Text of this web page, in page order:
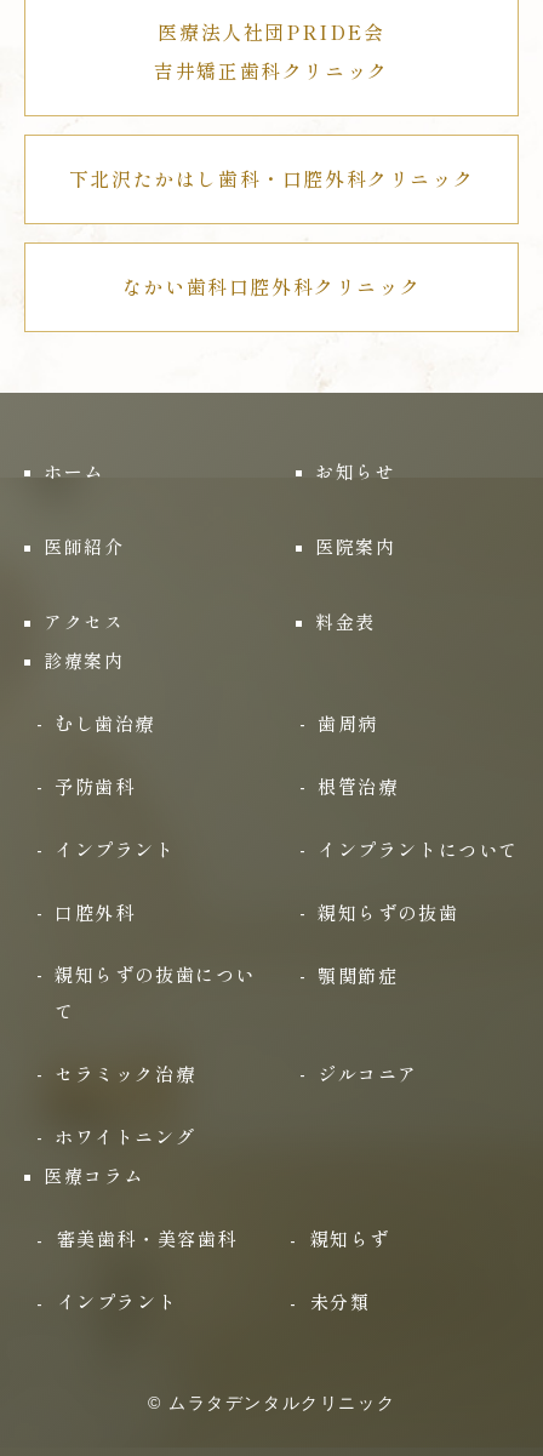
医療法人社団PRIDE会
吉井矯正歯科クリニック
下北沢たかはし歯科・口腔外科クリニック
なかい歯科口腔外科クリニック
ホーム お知らせ
医師紹介 医院案内
アクセス 料金表
診療案内
むし歯治療 歯周病
予防歯科 根管治療
インプラント インプラントについて
口腔外科 親知らずの抜歯
親知らずの抜歯につい
て
顎関節症
セラミック治療 ジルコニア
ホワイトニング
医療コラム
審美歯科・美容歯科 親知らず
インプラント 未分類
© ムラタデンタルクリニック